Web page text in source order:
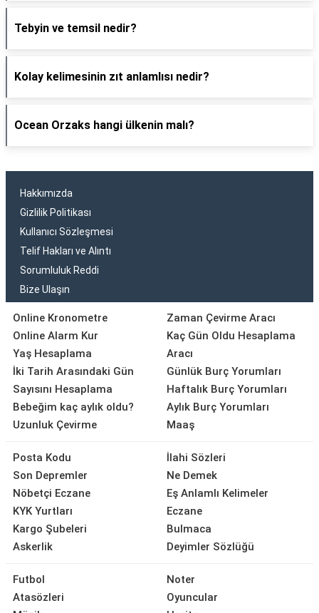
Tebyin ve temsil nedir?
Kolay kelimesinin zıt anlamlısı nedir?
Ocean Orzaks hangi ülkenin malı?
Hakkımızda
Gizlilik Politikası
Kullanıcı Sözleşmesi
Telif Hakları ve Alıntı
Sorumluluk Reddi
Bize Ulaşın
Online Kronometre
Online Alarm Kur
Yaş Hesaplama
İki Tarih Arasındaki Gün
Sayısını Hesaplama
Bebeğim kaç aylık oldu?
Uzunluk Çevirme
Zaman Çevirme Aracı
Kaç Gün Oldu Hesaplama
Aracı
Günlük Burç Yorumları
Haftalık Burç Yorumları
Aylık Burç Yorumları
Maaş
Posta Kodu
Son Depremler
Nöbetçi Eczane
KYK Yurtları
Kargo Şubeleri
Askerlik
İlahi Sözleri
Ne Demek
Eş Anlamlı Kelimeler
Eczane
Bulmaca
Deyimler Sözlüğü
Futbol
Atasözleri
Noter
Oyuncular